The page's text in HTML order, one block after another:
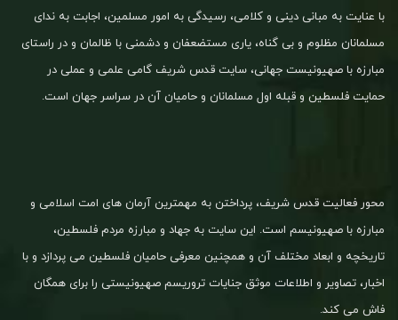
با عنایت به مبانی دینی و کلامی، رسیدگی به امور مسلمین، اجابت به ندای
مسلمانان مظلوم و بی گناه، یاری مستضعفان و دشمنی با ظالمان و در راستای
مبارزه با صهیونیست جهانی، سایت قدس شریف گامی علمی و عملی در
حمایت فلسطین و قبله اول مسلمانان و حامیان آن در سراسر جهان است.
محور فعالیت قدس شریف، پرداختن به مهمترین آرمان های امت اسلامی و
مبارزه با صهیونیسم است. این سایت به جهاد و مبارزه مردم فلسطین،
تاریخچه و ابعاد مختلف آن و همچنین معرفی حامیان فلسطین می پردازد و با
اخبار، تصاویر و اطلاعات موثق جنایات تروریسم صهیونیستی را برای همگان
فاش می کند.